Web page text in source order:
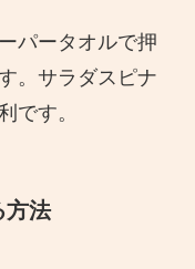
パータオルで押
。サラダスピナ
です。
方法